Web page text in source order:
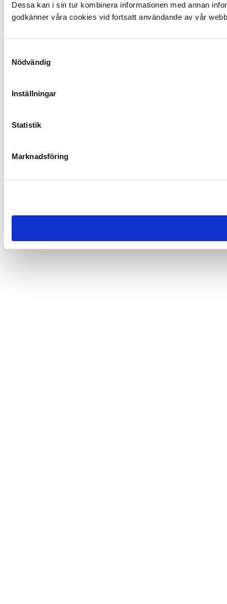
Dessa kan i sin tur kombinera informationen med annan
godkänner våra cookies vid fortsatt användande av vår
Nödvändig
Inställningar
Statistik
Marknadsföring